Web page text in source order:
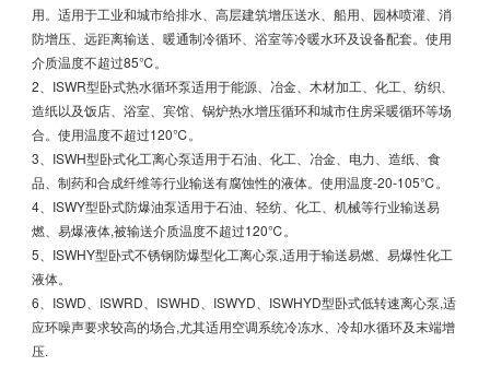
用。适用于工业和城市给排水、高层建筑增压送水、船用、园林喷灌、消
防增压、远距离输送、暖通制冷循环、浴室等冷暖水环及设备配套。使用
介质温度不超过85℃。
2、ISWR型卧式热水循环泵适用于能源、冶金、木材加工、化工、纺织、
造纸以及饭店、浴室、宾馆、锅炉热水增压循环和城市住房采暖循环等场
合。使用温度不超过120℃。
3、ISWH型卧式化工离心泵适用于石油、化工、冶金、电力、造纸、食
品、制药和合成纤维等行业输送有腐蚀性的液体。使用温度-20-105℃。
4、ISWY型卧式防爆油泵适用于石油、轻纺、化工、机械等行业输送易
燃、易爆液体,被输送介质温度不超过120℃。
5、ISWHY型卧式不锈钢防爆型化工离心泵,适用于输送易燃、易爆性化工
液体。
6、ISWD、ISWRD、ISWHD、ISWYD、ISWHYD型卧式低转速离心泵,适
应环噪声要求较高的场合,尤其适用空调系统冷冻水、冷却水循环及末端增
压.